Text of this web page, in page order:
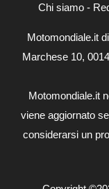
Chi siamo-
Motomondiale.it
Marchese 10,
Motomondiale.it
viene aggiornato
considerarsi un